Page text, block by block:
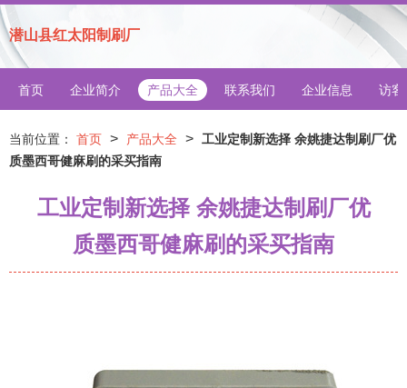
潜山县红太阳制刷厂
首页 企业简介 产品大全 联系我们 企业信息 访客
当前位置： 首页 > 产品大全 > 工业定制新选择 余姚捷达制刷厂优
质墨西哥健麻刷的采买指南
工业定制新选择 余姚捷达制刷厂优
质墨西哥健麻刷的采买指南